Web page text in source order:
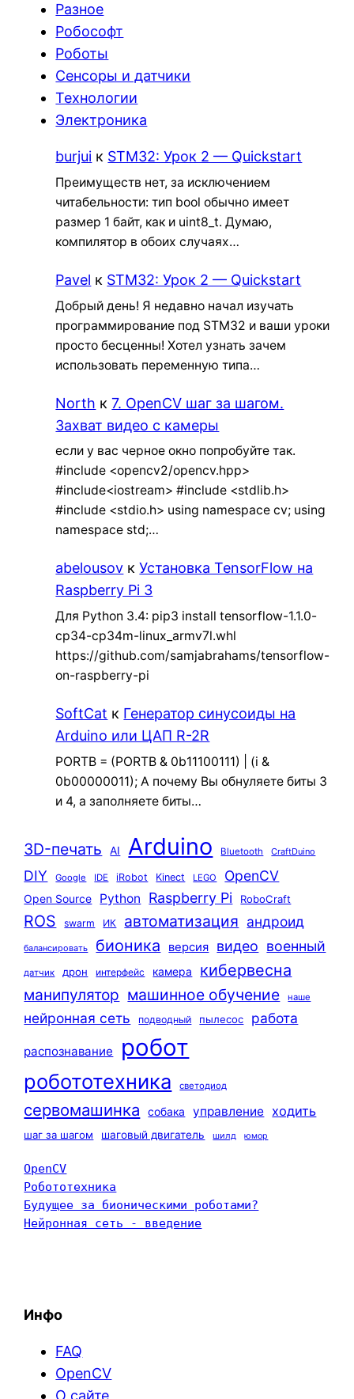
Разное
Робософт
Роботы
Сенсоры и датчики
Технологии
Электроника
burjui к STM32: Урок 2 — Quickstart
Преимуществ нет, за исключением
читабельности: тип bool обычно имеет
размер 1 байт, как и uint8_t. Думаю,
компилятор в обоих случаях…
Pavel к STM32: Урок 2 — Quickstart
Добрый день! Я недавно начал изучать
программирование под STM32 и ваши уроки
просто бесценны! Хотел узнать зачем
использовать переменную типа…
North к7. OpenCV шаг за шагом.
Захват видео с камеры
если у вас черное окно попробуйте так.
#include <opencv2/opencv.hpp>
#include<iostream> #include <stdlib.h>
#include <stdio.h> using namespace cv; using
namespace std;…
abelousov кУстановка TensorFlow на
Raspberry Pi 3
Для Python 3.4: pip3 install tensorflow-1.1.0-
cp34-cp34m-linux_armv7l.whl
https://github.com/samjabrahams/tensorflow-
on-raspberry-pi
SoftCat к Генератор синусоиды на
Arduino или ЦАП R-2R
PORTB = (PORTB & 0b11100111) | (i &
0b00000011); А почему Вы обнуляете биты 3
и 4, а заполняете биты…
3D-печать AI Arduino Bluetooth CraftDuino
DIY Google IDE iRobot Kinect LEGO OpenCV
Open Source Python Raspberry Pi RoboCraft
ROS swarm ИК автоматизация андроид
балансировать бионика версия видео военный
датчик дрон интерфейс камера кибервесна
манипулятор машинное обучение наше
нейронная сеть подводный пылесос работа
распознавание робот
робототехника светодиод
сервомашинка собака управление ходить
шаг за шагом шаговый двигатель шилд юмор
OpenCV
Робототехника
Будущее за бионическими роботами?
Нейронная сеть - введение
Инфо
FAQ
OpenCV